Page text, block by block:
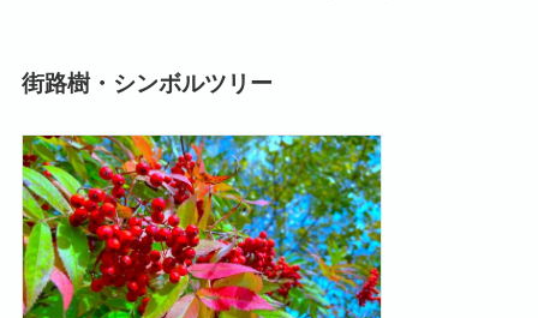
街路樹・シンボルツリー